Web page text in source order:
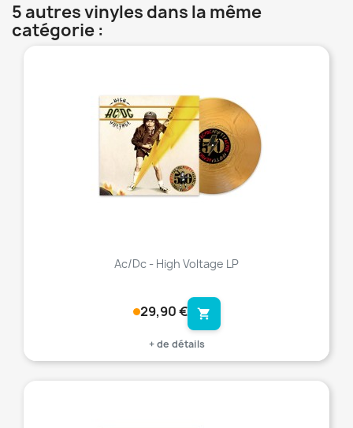
5 autres vinyles dans la même
catégorie :
Ac/Dc - High Voltage LP
29,90 € shopping_cart
+ de détails